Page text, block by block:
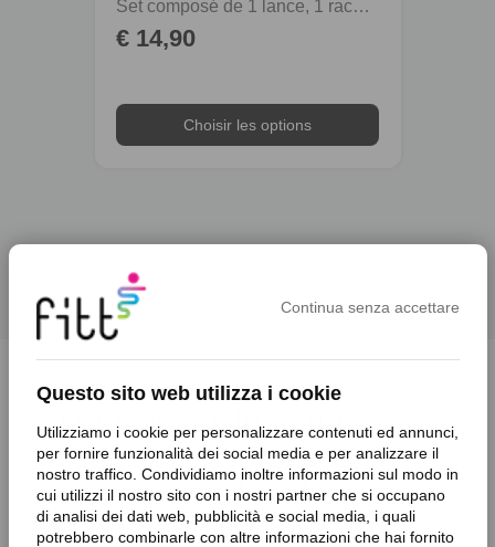
Continua senza accettare
Questo sito web utilizza i cookie
Utilizziamo i cookie per personalizzare contenuti ed annunci,
per fornire funzionalità dei social media e per analizzare il
nostro traffico. Condividiamo inoltre informazioni sul modo in
cui utilizzi il nostro sito con i nostri partner che si occupano
di analisi dei dati web, pubblicità e social media, i quali
potrebbero combinarle con altre informazioni che hai fornito
Set composé de 1 lance, 1 raccord avec aquastop et 1 poignée porte-tuyau
€ 14,90
Choisir les options
FITT Force Plus : un
système complet pour votre
jardinage